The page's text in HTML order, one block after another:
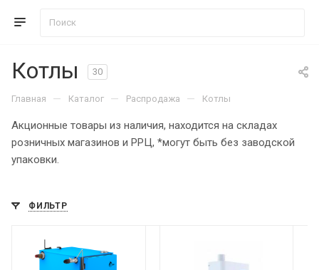
Котлы 30
Главная — Каталог — Распродажа — Котлы
Акционные товары из наличия, находится на складах
розничных магазинов и РРЦ, *могут быть без заводской
упаковки.
ФИЛЬТР